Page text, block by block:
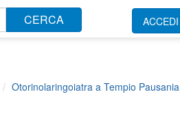
CERCA ACCEDI
Otorinolaringoiatra a Tempio Pausania